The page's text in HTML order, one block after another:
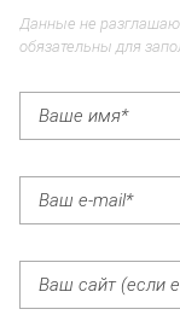
Данные не
обязательны для